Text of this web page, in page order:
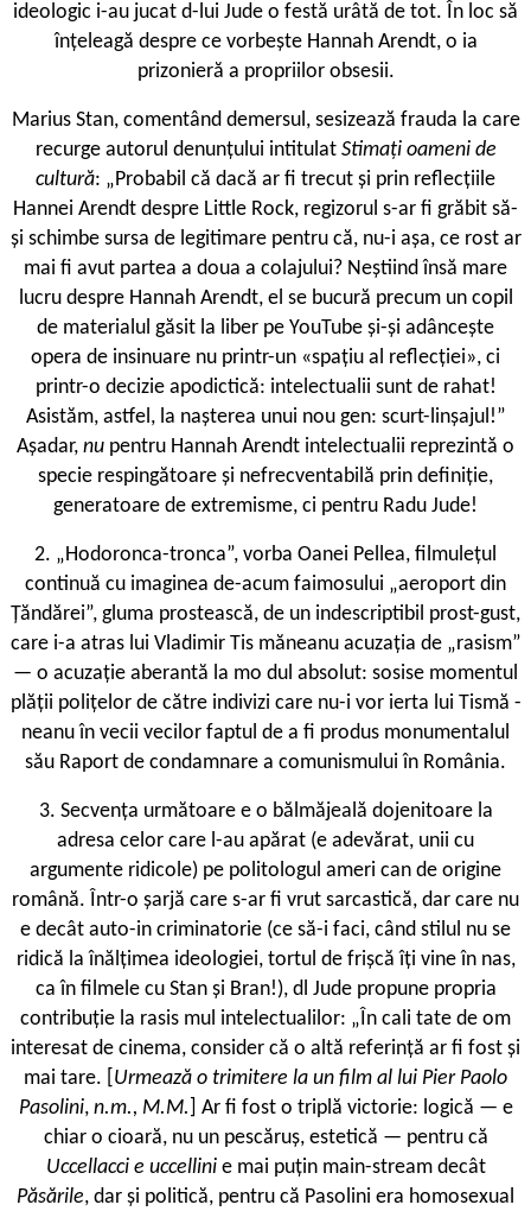
ideologic i-au jucat d-lui Jude o festă urâtă de tot. În loc să
înțeleagă despre ce vorbește Hannah Arendt, o ia
prizonieră a propriilor obsesii.
Marius Stan, comentând demersul, sesizează frauda la care
recurge autorul denunțului intitulat Stimați oameni de
cultură: „Probabil că dacă ar fi trecut și prin reflecțiile
Hannei Arendt despre Little Rock, regizorul s-ar fi grăbit să-
și schimbe sursa de legitimare pentru că, nu-i așa, ce rost ar
mai fi avut partea a doua a colajului? Neștiind însă mare
lucru despre Hannah Arendt, el se bucură precum un copil
de materialul găsit la liber pe YouTube și-și adâncește
opera de insinuare nu printr-un «spațiu al reflecției», ci
printr-o decizie apodictică: intelectualii sunt de rahat!
Asistăm, astfel, la nașterea unui nou gen: scurt-linșajul!”
Așadar, nu pentru Hannah Arendt intelectualii reprezintă o
specie respingătoare și nefrecventabilă prin definiție,
generatoare de extremisme, ci pentru Radu Jude!
2. „Hodoronca-tronca”, vorba Oanei Pellea, filmulețul
continuă cu imaginea de-acum faimosului „aeroport din
Țăndărei”, gluma prostească, de un indescriptibil prost-gust,
care i-a atras lui Vladimir Tis ­măneanu acuzația de „rasism”
— o acuzație aberantă la mo ­dul absolut: sosise momentul
plății polițelor de către indivizi care nu-i vor ierta lui Tismă ­
neanu în vecii vecilor faptul de a fi produs monumentalul
său Raport de condamnare a comunismului în România.
3. Secvența următoare e o bălmăjeală dojenitoare la
adresa celor care l-au apărat (e adevărat, unii cu
argumente ridicole) pe politologul ameri ­can de origine
română. Într-o șarjă care s-ar fi vrut sarcastică, dar care nu
e decât auto-in ­criminatorie (ce să-i faci, când stilul nu se
ridică la înălțimea ideologiei, tortul de frișcă îți vine în nas,
ca în filmele cu Stan și Bran!), dl Jude propune propria
contribuție la rasis ­mul intelectualilor: „În cali ­tate de om
interesat de cinema, consider că o altă referință ar fi fost și
mai tare. [ Urmează o trimitere la un film al lui Pier Paolo
Pasolini, n.m., M.M. ] Ar fi fost o triplă victorie: logică — e
chiar o cioară, nu un pescăruș, estetică — pentru că
Uccellacci e uccellini e mai puțin main-stream decât
Păsările, dar și politică, pentru că Pasolini era homosexual